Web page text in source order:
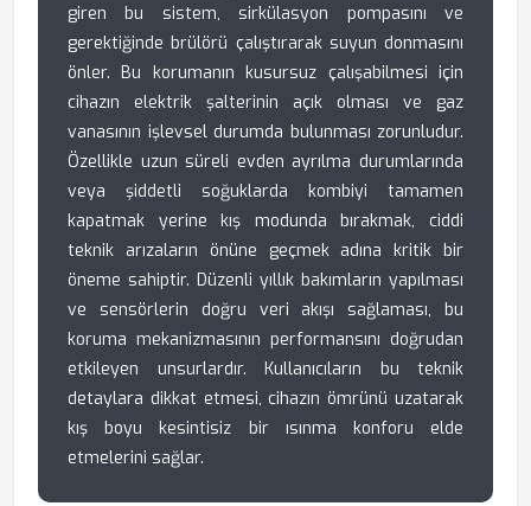
giren bu sistem, sirkülasyon pompasını ve
gerektiğinde brülörü çalıştırarak suyun donmasını
önler. Bu korumanın kusursuz çalışabilmesi için
cihazın elektrik şalterinin açık olması ve gaz
vanasının işlevsel durumda bulunması zorunludur.
Özellikle uzun süreli evden ayrılma durumlarında
veya şiddetli soğuklarda kombiyi tamamen
kapatmak yerine kış modunda bırakmak, ciddi
teknik arızaların önüne geçmek adına kritik bir
öneme sahiptir. Düzenli yıllık bakımların yapılması
ve sensörlerin doğru veri akışı sağlaması, bu
koruma mekanizmasının performansını doğrudan
etkileyen unsurlardır. Kullanıcıların bu teknik
detaylara dikkat etmesi, cihazın ömrünü uzatarak
kış boyu kesintisiz bir ısınma konforu elde
etmelerini sağlar.